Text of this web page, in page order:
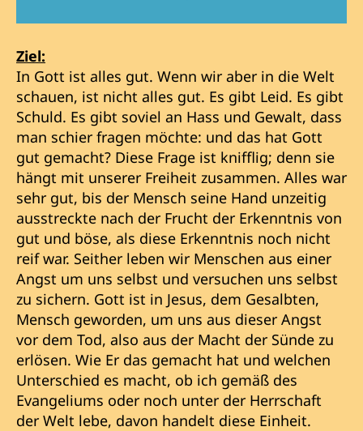
Ziel:
In Gott ist alles gut. Wenn wir aber in die Welt
schauen, ist nicht alles gut. Es gibt Leid. Es gibt
Schuld. Es gibt soviel an Hass und Gewalt, dass
man schier fragen möchte: und das hat Gott
gut gemacht? Diese Frage ist knifflig; denn sie
hängt mit unserer Freiheit zusammen. Alles war
sehr gut, bis der Mensch seine Hand unzeitig
ausstreckte nach der Frucht der Erkenntnis von
gut und böse, als diese Erkenntnis noch nicht
reif war. Seither leben wir Menschen aus einer
Angst um uns selbst und versuchen uns selbst
zu sichern. Gott ist in Jesus, dem Gesalbten,
Mensch geworden, um uns aus dieser Angst
vor dem Tod, also aus der Macht der Sünde zu
erlösen. Wie Er das gemacht hat und welchen
Unterschied es macht, ob ich gemäß des
Evangeliums oder noch unter der Herrschaft
der Welt lebe, davon handelt diese Einheit.